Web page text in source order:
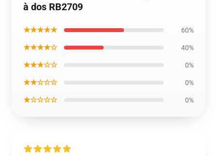
à dos RB2709
★★★★★ 60%
★★★★☆ 40%
★★★☆☆ 0%
★★☆☆☆ 0%
★☆☆☆☆ 0%